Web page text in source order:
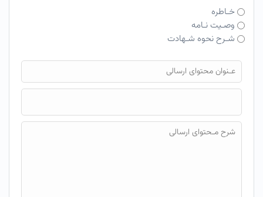
خـاطره
وصـیت نـامه
شـرح نحوه شـهادت
فایل محتوای ارسالی